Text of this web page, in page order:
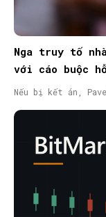
Nga truy tố
với cáo buộc
nã quốc tế
Nếu bị kết án,